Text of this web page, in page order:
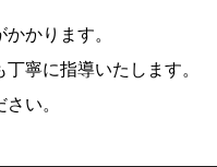
かります。
寧に指導いたします。
い。